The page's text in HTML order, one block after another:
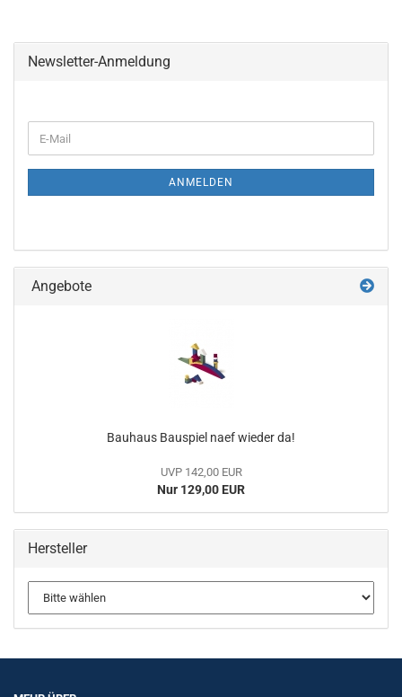
Newsletter-Anmeldung
ZUR
E-
Mail
ANMELDEN
Angebote
Bauhaus Bauspiel naef wieder da!
UVP 142,00 EUR
Nur 129,00 EUR
Hersteller